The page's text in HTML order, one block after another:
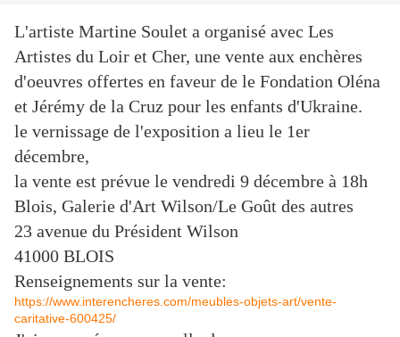
L'artiste Martine Soulet a organisé avec Les
Artistes du Loir et Cher, une vente aux enchères
d'oeuvres offertes en faveur de le Fondation Oléna
et Jérémy de la Cruz pour les enfants d'Ukraine.
le vernissage de l'exposition a lieu le 1er
décembre,
la vente est prévue le vendredi 9 décembre à 18h
Blois, Galerie d'Art Wilson/Le Goût des autres
23 avenue du Président Wilson
41000 BLOIS
Renseignements sur la vente:
https://www.interencheres.com/meubles-objets-art/vente-
caritative-600425/